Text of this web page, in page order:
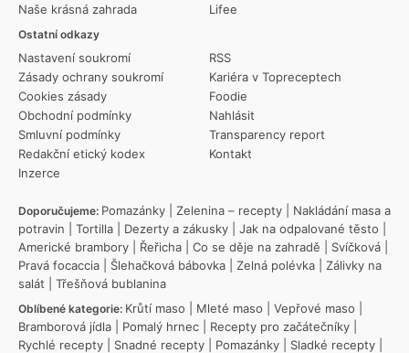
Naše krásná zahrada
Ostatní odkazy
Nastavení soukromí
Zásady ochrany soukromí
Cookies zásady
Obchodní podmínky
Smluvní podmínky
Redakční etický kodex
Inzerce
RSS
Kariéra v Topreceptech
Foodie
Nahlásit
Transparency report
Kontakt
Lifee
Doporučujeme: Pomazánky Zelenina – recepty
Nakládání masa a
potravin
Tortilla Dezerty a zákusky Jak na odpalované těsto
Americké brambory
Řeřicha Co se děje na zahradě Svíčková
Pravá focaccia
Šlehačková bábovka Zelná polévka
Zálivky na
salát
Třešňová bublanina
Oblíbené kategorie: Krůtí maso Mleté maso Vepřové maso
Bramborová jídla
Pomalý hrnec Recepty pro začátečníky
Rychlé recepty
Snadné recepty Pomazánky Sladké recepty